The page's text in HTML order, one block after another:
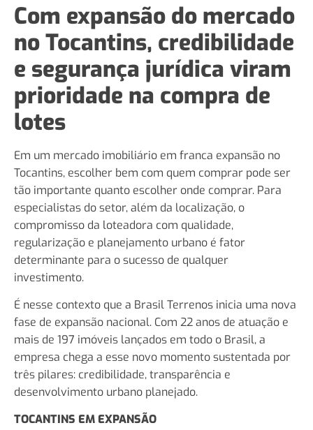
Com expansão do mercado
no Tocantins, credibilidade
e segurança jurídica viram
prioridade na compra de
lotes
Em um mercado imobiliário em franca expansão no
Tocantins, escolher bem com quem comprar pode ser
tão importante quanto escolher onde comprar. Para
especialistas do setor, além da localização, o
compromisso da loteadora com qualidade,
regularização e planejamento urbano é fator
determinante para o sucesso de qualquer
investimento.
É nesse contexto que a Brasil Terrenos inicia uma nova
fase de expansão nacional. Com 22 anos de atuação e
mais de 197 imóveis lançados em todo o Brasil, a
empresa chega a esse novo momento sustentada por
três pilares: credibilidade, transparência e
desenvolvimento urbano planejado.
TOCANTINS EM EXPANSÃO